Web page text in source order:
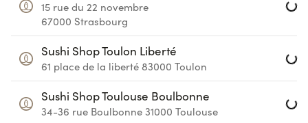
15 rue du 22 novembre
67000 Strasbourg
Sushi Shop Toulon Liberté
61 place de la liberté 83000 Toulon
Sushi Shop Toulouse Boulbonne
34-36 rue Boulbonne 31000 Toulouse